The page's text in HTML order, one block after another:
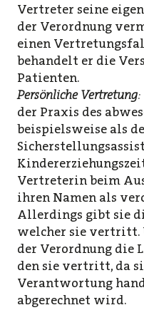
Vertreter seine
der Verordnung
einen
behandelt er die
Patienten.
Persönliche Vertretung:
der Praxis des
beispielsweise als
Vertreterin beim
ihren Namen als
Allerdings gibt sie
welcher sie vertritt.
der Verordnung die
den sie vertritt, da
Verantwortung
abgerechnet wird.